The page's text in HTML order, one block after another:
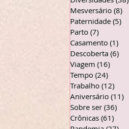
Mesversário (8)
Paternidade (5)
Parto (7)
Casamento (1)
Descoberta (6)
Viagem (16)
Tempo (24)
Trabalho (12)
Aniversário (11)
Sobre ser (36)
Crônicas (61)